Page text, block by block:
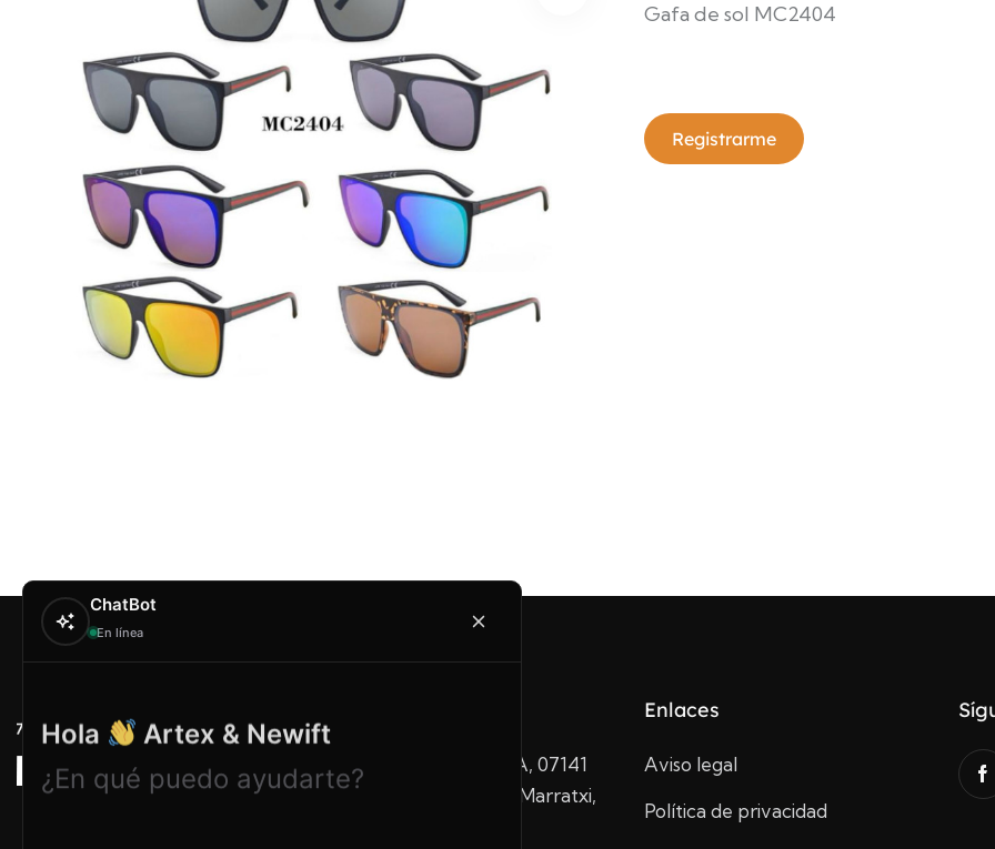
Gafa de sol MC2404
Registrarme
Carrer Conradors, 10A, 07141
Poligono Industrial de Marratxi,
Enlaces
Aviso legal
Política de privacidad
ChatBot
En línea
Hola
Artex & Newift
¿En qué puedo ayudarte?